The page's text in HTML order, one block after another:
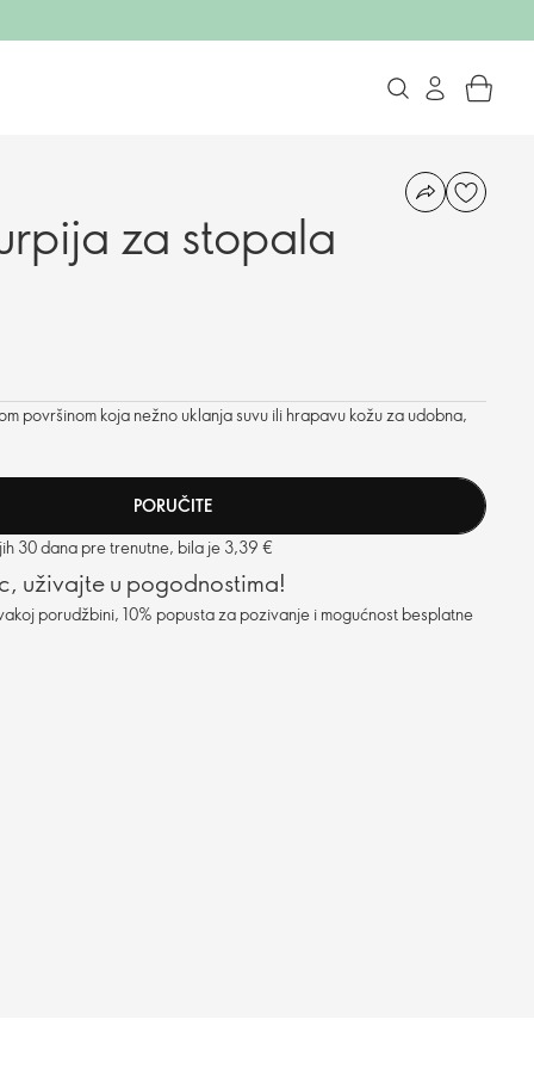
za stopala
površinom koja nežno uklanja suvu ili hrapavu kožu za udobna,
PORUČITE
30 dana pre trenutne, bila je 3,39 €
uživajte u pogodnostima!
porudžbini, 10% popusta za pozivanje i mogućnost besplatne